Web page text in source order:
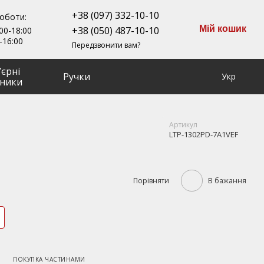
18:00
+38 (097) 332-10-10
+38 (050) 487-10-10
Передзвонити вам?
Мій кошик
Ручки Укр
Артикул
LTP-1302PD-7A1VEF
Порівняти В бажання
ПОКУПКА ЧАСТИНАМИ